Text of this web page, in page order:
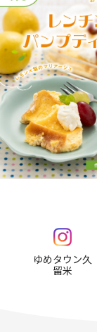
ゆめタウン久
留米